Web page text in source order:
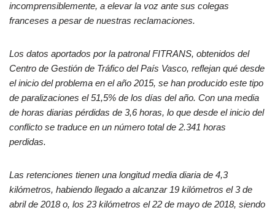
incomprensiblemente, a elevar la voz ante sus colegas
franceses a pesar de nuestras reclamaciones.
Los datos aportados por la patronal FITRANS, obtenidos del
Centro de Gestión de Tráfico del País Vasco, reflejan qué desde
el inicio del problema en el año 2015, se han producido este tipo
de paralizaciones el 51,5% de los días del año. Con una media
de horas diarias pérdidas de 3,6 horas, lo que desde el inicio del
conflicto se traduce en un número total de 2.341 horas
perdidas.
Las retenciones tienen una longitud media diaria de 4,3
kilómetros, habiendo llegado a alcanzar 19 kilómetros el 3 de
abril de 2018 o, los 23 kilómetros el 22 de mayo de 2018, siendo